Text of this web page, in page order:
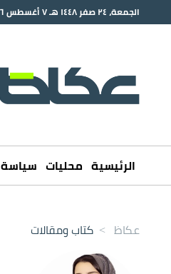
الجمعة، ٢٤ صفر ١٤٤٨ هـ ٧ أغسطس ٢٠٢٦ م
الرئيسية محليات سياسة
عكاظ > كتاب ومقالات